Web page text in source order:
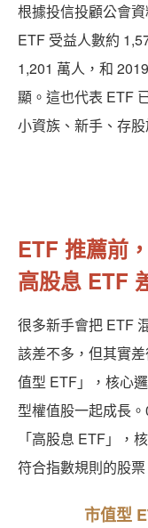
根據投信投顧公會
ETF 受益人數約
1,201 萬人，和
顯。這也代表 ETF
小資族、新手、存
ETF 推薦前
高股息 ETF
很多新手會把 ETF
該差不多，但其實
值型 ETF」，核心
型權值股一起成長
「高股息 ETF」，
符合指數規則的股
市值型